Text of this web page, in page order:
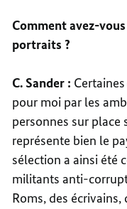
Comment avez-
portraits ?
C. Sander :
pour moi par les
personnes sur place
représente bien le
sélection a ainsi été
militants anti-
Roms, des